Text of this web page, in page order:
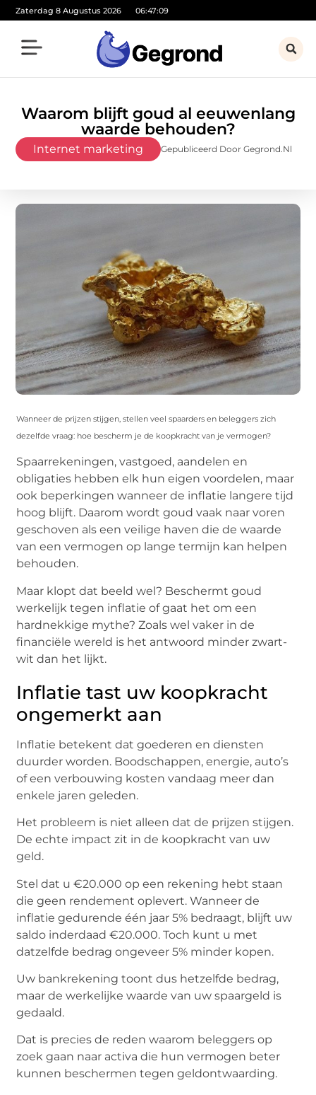
Zaterdag 8 Augustus 2026 06:47:10
Waarom blijft goud al eeuwenlang
waarde behouden?
Internet marketing Gepubliceerd Door Gegrond.nl
Wanneer de prijzen stijgen, stellen veel spaarders en beleggers zich
dezelfde vraag: hoe bescherm je de koopkracht van je vermogen?
Spaarrekeningen, vastgoed, aandelen en
obligaties hebben elk hun eigen voordelen, maar
ook beperkingen wanneer de inflatie langere tijd
hoog blijft. Daarom wordt goud vaak naar voren
geschoven als een veilige haven die de waarde
van een vermogen op lange termijn kan helpen
behouden.
Maar klopt dat beeld wel? Beschermt goud
werkelijk tegen inflatie of gaat het om een
hardnekkige mythe? Zoals wel vaker in de
financiële wereld is het antwoord minder zwart-
wit dan het lijkt.
Inflatie tast uw koopkracht
ongemerkt aan
Inflatie betekent dat goederen en diensten
duurder worden. Boodschappen, energie, auto’s
of een verbouwing kosten vandaag meer dan
enkele jaren geleden.
Het probleem is niet alleen dat de prijzen stijgen.
De echte impact zit in de koopkracht van uw
geld.
Stel dat u €20.000 op een rekening hebt staan
die geen rendement oplevert. Wanneer de
inflatie gedurende één jaar 5% bedraagt, blijft uw
saldo inderdaad €20.000. Toch kunt u met
datzelfde bedrag ongeveer 5% minder kopen.
Uw bankrekening toont dus hetzelfde bedrag,
maar de werkelijke waarde van uw spaargeld is
gedaald.
Dat is precies de reden waarom beleggers op
zoek gaan naar activa die hun vermogen beter
kunnen beschermen tegen geldontwaarding.